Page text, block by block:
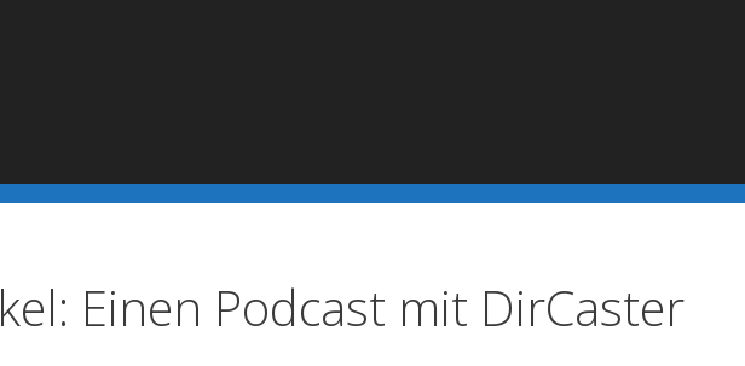
Einen Podcast mit DirCaster